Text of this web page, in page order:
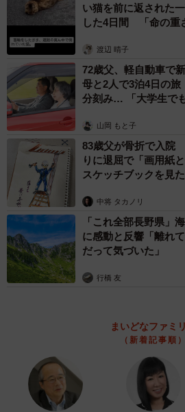
い猫を前に返された
した4日間 「命の重
渡辺 晴子
72歳父、軽自動車で
母と2人で3泊4日の
分刻み… 「大学生で
山岡 もと子
83歳父が骨折で入院
りに退屈で「画用紙
スケッチブックを見
中将 タカノリ
「これ全部長野県」
に感動と反響「離れ
だって気づいた」
行橋 友
まいどなファミ
（新着記事順）